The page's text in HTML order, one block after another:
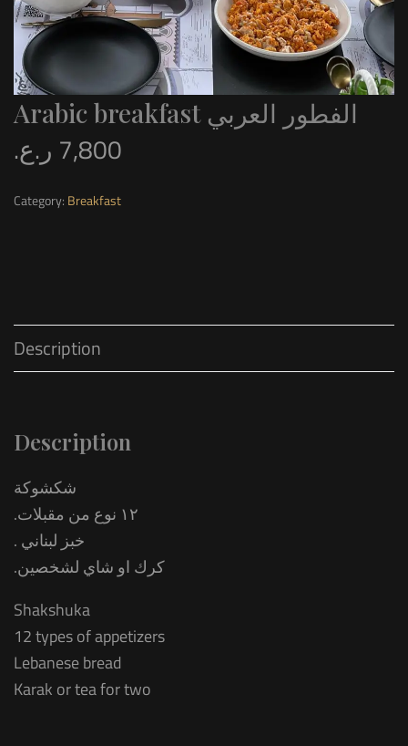
Arabic breakfast الفطور العربي
7,800 ر.ع.
Category: Breakfast
Description
Description
شكشوكة
.١٢ نوع من مقبلات
. خبز لبناني
.كرك او شاي لشخصين
Shakshuka
12 types of appetizers
Lebanese bread
Karak or tea for two